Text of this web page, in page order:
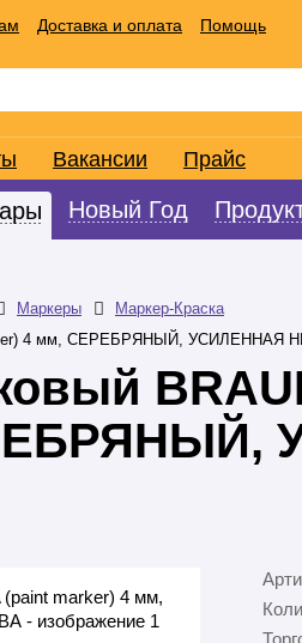
Доставка и оплата Помощь
Вакансии Прайс
Новый Год
Маркеры
Маркер-Краска
4 мм, СЕРЕБРЯНЫЙ,